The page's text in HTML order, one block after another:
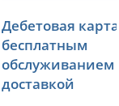
лицензия № 1000
Дебетовая
бесплатным
обслуживанием
доставкой